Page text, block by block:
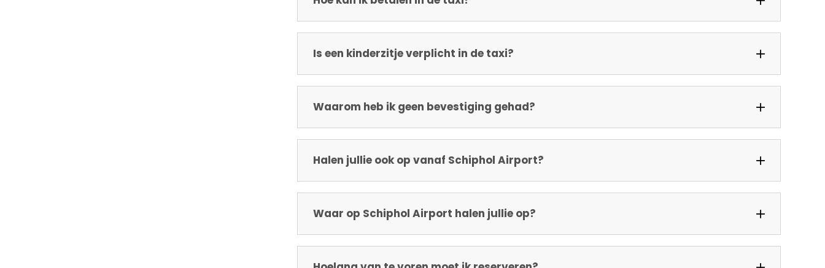
Is een kinderzitje verplicht in de taxi?
Waarom heb ik geen bevestiging gehad?
Halen jullie ook op vanaf Schiphol Airport?
Waar op Schiphol Airport halen jullie op?